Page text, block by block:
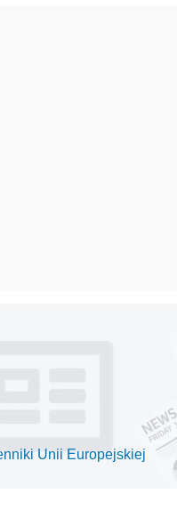
Unii Europejskiej